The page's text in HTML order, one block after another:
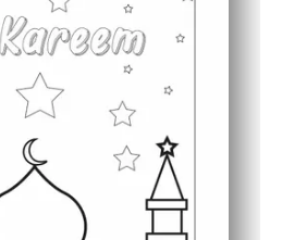
da appendere alle